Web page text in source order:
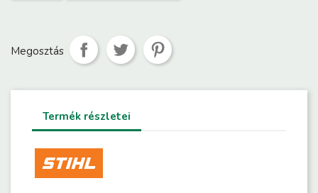
Megosztás
Termék részletei